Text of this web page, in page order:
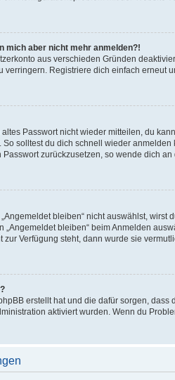
mich aber nicht mehr anmelden?!
aus verschieden Gründen
Registriere dich einfach erneut
Passwort nicht wieder mitteilen, du
solltest du dich schnell wieder anmelden
zurückzusetzen, so wende dich an
bleiben“ nicht auswählst,
bleiben“ beim Anmelden
Verfügung steht, dann wurde sie
erstellt hat und die dafür sorgen,
aktiviert wurden. Wenn du